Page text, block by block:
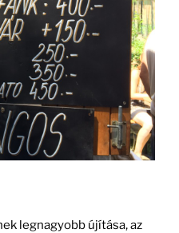
legnagyobb újítása, az